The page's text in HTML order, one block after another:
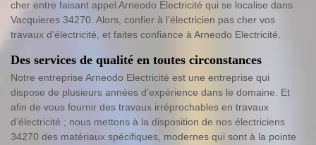
cher entre faisant appel Arneodo Electricité qui se localise dans
Vacquieres 34270. Alors, confier à l’électricien pas cher vos
travaux d'électricité, et faites confiance à Arneodo Electricité.
Des services de qualité en toutes circonstances
Notre entreprise Arneodo Electricité est une entreprise qui
dispose de plusieurs années d’expérience dans le domaine. Et
afin de vous fournir des travaux irréprochables en travaux
d’électricité ; nous mettons à la disposition de nos électriciens
34270 des matériaux spécifiques, modernes qui sont à la pointe